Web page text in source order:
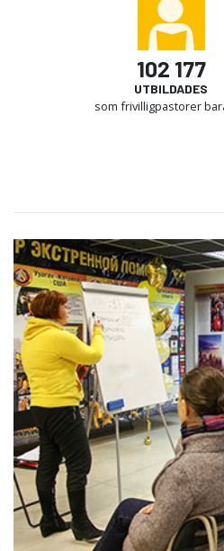
102 177
UTBILDADES
som frivilligpastorer